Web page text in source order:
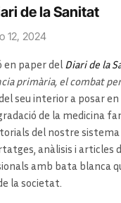
de la Sanitat
12, 2024
en paper del Diari de la
primària, el combat
seu interior a posar
de la medicina
del nostre sistema
anàlisis i articles
amb bata blanca
la societat.